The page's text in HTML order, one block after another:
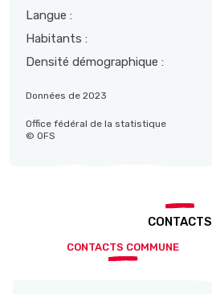
Langue :
Habitants :
Densité démographique :
Données de 2023
Office fédéral de la statistique
© OFS
CONTACTS
CONTACTS COMMUNE